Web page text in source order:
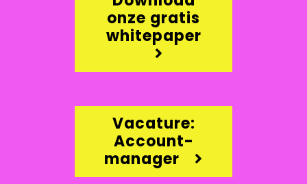
onze gratis
whitepaper
Vacature:
Account-
manager